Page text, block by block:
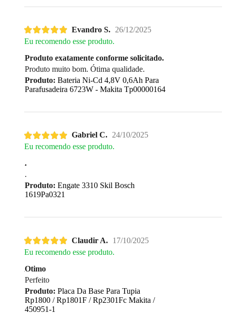
Evandro S. 26/12/2025
Eu recomendo esse produto.
Produto exatamente conforme solicitado.
Produto muito bom. Ótima qualidade.
Produto: Bateria Ni-Cd 4,8V 0,6Ah Para
Parafusadeira 6723W - Makita Tp00000164
Gabriel C. 24/10/2025
Eu recomendo esse produto.
.
.
Produto: Engate 3310 Skil Bosch
1619Pa0321
Claudir A. 17/10/2025
Eu recomendo esse produto.
Otimo
Perfeito
Produto: Placa Da Base Para Tupia
Rp1800 / Rp1801F / Rp2301Fc Makita /
450951-1